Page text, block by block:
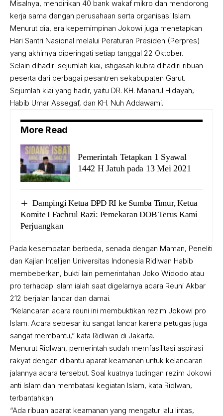
Misalnya, mendirikan 40 bank wakaf mikro dan mendorong
kerja sama dengan perusahaan serta organisasi Islam.
Menurut dia, era kepemimpinan Jokowi juga menetapkan
Hari Santri Nasional melalui Peraturan Presiden (Perpres)
yang akhirnya diperingati setiap tanggal 22 Oktober.
Selain dihadiri sejumlah kiai, istigasah kubra dihadiri ribuan
peserta dari berbagai pesantren sekabupaten Garut.
Sejumlah kiai yang hadir, yaitu DR. KH. Manarul Hidayah,
Habib Umar Assegaf, dan KH. Nuh Addawami.
More Read
Pemerintah Tetapkan 1 Syawal
1442 H Jatuh pada 13 Mei 2021
Dampingi Ketua DPD RI ke Sumba Timur, Ketua
Komite I Fachrul Razi: Pemekaran DOB Terus Kami
Perjuangkan
Pada kesempatan berbeda, senada dengan Maman, Peneliti
dan Kajian Intelijen Universitas Indonesia Ridlwan Habib
membeberkan, bukti lain pemerintahan Joko Widodo atau
pro terhadap Islam ialah saat digelarnya acara Reuni Akbar
212 berjalan lancar dan damai.
“Kelancaran acara reuni ini membuktikan rezim Jokowi pro
Islam. Acara sebesar itu sangat lancar karena petugas juga
sangat membantu,” kata Ridlwan di Jakarta.
Menurut Ridlwan, pemerintah sudah memfasilitasi aspirasi
rakyat dengan dibantu aparat keamanan untuk kelancaran
jalannya acara tersebut. Soal kuatnya tudingan rezim Jokowi
anti Islam dan membatasi kegiatan Islam, kata Ridlwan,
terbantahkan.
“Ada ribuan aparat keamanan yang mengatur lalu lintas,